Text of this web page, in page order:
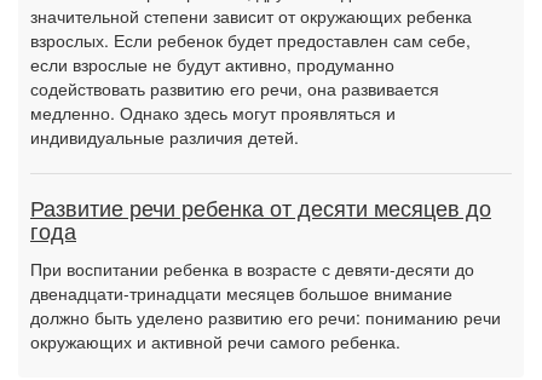
значительной степени зависит от окружающих ребенка
взрослых. Если ребенок будет предоставлен сам себе,
если взрослые не будут активно, продуманно
содействовать развитию его речи, она развивается
медленно. Однако здесь могут проявляться и
индивидуальные различия детей.
Развитие речи ребенка от десяти месяцев до
года
При воспитании ребенка в возрасте с девяти-десяти до
двенадцати-тринадцати месяцев большое внимание
должно быть уделено развитию его речи: пониманию речи
окружающих и активной речи самого ребенка.